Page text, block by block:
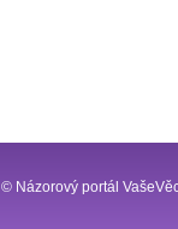
© Názorový portál